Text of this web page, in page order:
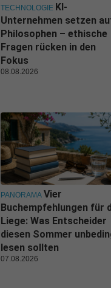
TECHNOLOGIE KI-
Unternehmen setzen
Philosophen – ethische
Fragen rücken in den
Fokus
08.08.2026
PANORAMA Vier
Buchempfehlungen für
Liege: Was Entscheider
diesen Sommer
lesen sollten
07.08.2026